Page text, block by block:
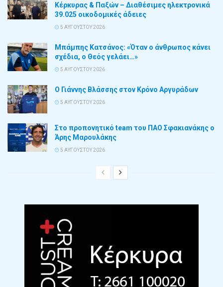
Κέρκυρας & Παξών – Διαθέσιμες ηλεκτρονικά
39.025 οικοδομικές άδειες
5 ΑΥΓΟΎΣΤΟΥ 2026
Μπάμπης Κατσάνος: «Όταν ο άνθρωπος κάνει
σχέδια, ο Θεός γελάει…»
5 ΑΥΓΟΎΣΤΟΥ 2026
Ο Γιάννης Βλάσσης στον Κρόνο Αργυράδων
5 ΑΥΓΟΎΣΤΟΥ 2026
Στο προπονητικό team του ΠΑΟ Σφακιανάκης ο
Άρης Μαρουλάκης
5 ΑΥΓΟΎΣΤΟΥ 2026